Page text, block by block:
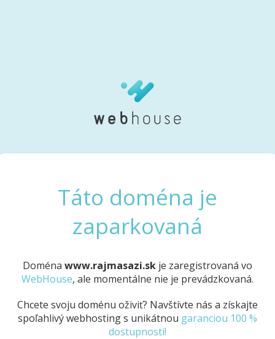
Táto doména je
zaparkovaná
Doména www.rajmasazi.sk je zaregistrovaná vo
WebHouse, ale momentálne nie je prevádzkovaná.
Chcete svoju doménu oživiť? Navštívte nás a získajte
spoľahlivý webhosting s unikátnou garanciou 100 %
dostupnosti!